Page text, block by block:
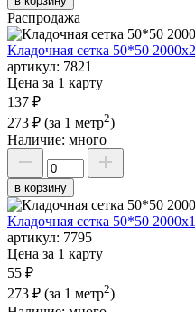
Распродажа
Кладочная сетка 50*50
артикул: 7821
Цена за 1 карту
137 ₽
273 ₽ (за 1 метр2)
Наличие: много
в корзину
Кладочная сетка 50*50
артикул: 7795
Цена за 1 карту
55 ₽
273 ₽ (за 1 метр2)